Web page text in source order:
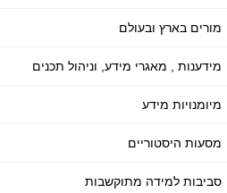
מורים בארץ ובעולם
מידענות , מאגרי מידע, וניהול תכנים
מיומנויות מידע
מסעות היסטוריים
סביבות למידה מתוקשבות